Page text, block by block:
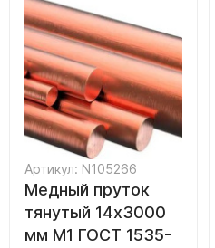
Артикул: N105266
Медный пруток
тянутый 14х3000
мм М1 ГОСТ 1535-